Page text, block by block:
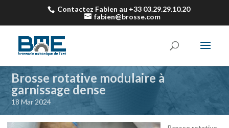
Contactez Fabien au +33 03.29.29.10.20
fabien@brosse.com
Brosse rotative modulaire à
garnissage dense
18 Mar 2024